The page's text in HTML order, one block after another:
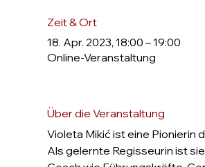
Zeit & Ort
18. Apr. 2023, 18:00 – 19:00
Online-Veranstaltung
Über die Veranstaltung
Violeta Mikić ist eine Pionierin
Als gelernte Regisseurin ist